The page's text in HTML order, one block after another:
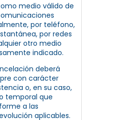
medio válido de
por teléfono,
por redes
otro medio
indicado.
deberá
con carácter
o, en su caso,
temporal que
a las
aplicables.